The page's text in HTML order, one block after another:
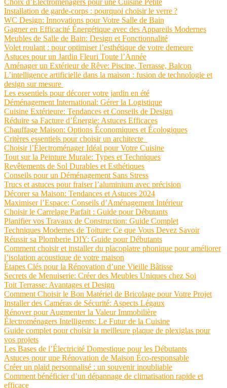
Choix d’Électroménagers pour une Cuisine Petite
Installation de garde-corps : pourquoi choisir le verre ?
WC Design: Innovations pour Votre Salle de Bain
Gagner en Efficacité Énergétique avec des Appareils Modernes
Meubles de Salle de Bain: Design et Fonctionnalité
Volet roulant : pour optimiser l’esthétique de votre demeure
Astuces pour un Jardin Fleuri Toute l’Année
Aménager un Extérieur de Rêve: Piscine, Terrasse, Balcon
L’intelligence artificielle dans la maison : fusion de technologie et
design sur mesure
Les essentiels pour décorer votre jardin en été
Déménagement International: Gérer la Logistique
Cuisine Extérieure: Tendances et Conseils de Design
Réduire sa Facture d’Énergie: Astuces Efficaces
Chauffage Maison: Options Économiques et Écologiques
Critères essentiels pour choisir un architecte
Choisir l’Électroménager Idéal pour Votre Cuisine
Tout sur la Peinture Murale: Types et Techniques
Revêtements de Sol Durables et Esthétiques
Conseils pour un Déménagement Sans Stress
Trucs et astuces pour fraiser l’aluminium avec précision
Décorer sa Maison: Tendances et Astuces 2024
Maximiser l’Espace: Conseils d’Aménagement Intérieur
Choisir le Carrelage Parfait : Guide pour Débutants
Planifier vos Travaux de Construction: Guide Complet
Techniques Modernes de Toiture: Ce que Vous Devez Savoir
Réussir sa Plomberie DIY: Guide pour Débutants
Comment choisir et installer du placoplatre phonique pour améliorer
l’isolation acoustique de votre maison
Étapes Clés pour la Rénovation d’une Vieille Bâtisse
Secrets de Menuiserie: Créer des Meubles Uniques chez Soi
Toit Terrasse: Avantages et Design
Comment Choisir le Bon Matériel de Bricolage pour Votre Projet
Installer des Caméras de Sécurité: Aspects Légaux
Rénover pour Augmenter la Valeur Immobilière
Électroménagers Intelligents: Le Futur de la Cuisine
Guide complet pour choisir la meilleure plaque de plexiglas pour
vos projets
Les Bases de l’Électricité Domestique pour les Débutants
Astuces pour une Rénovation de Maison Éco-responsable
Créer un plaid personnalisé : un souvenir inoubliable
Comment bénéficier d’un dépannage de climatisation rapide et
efficace